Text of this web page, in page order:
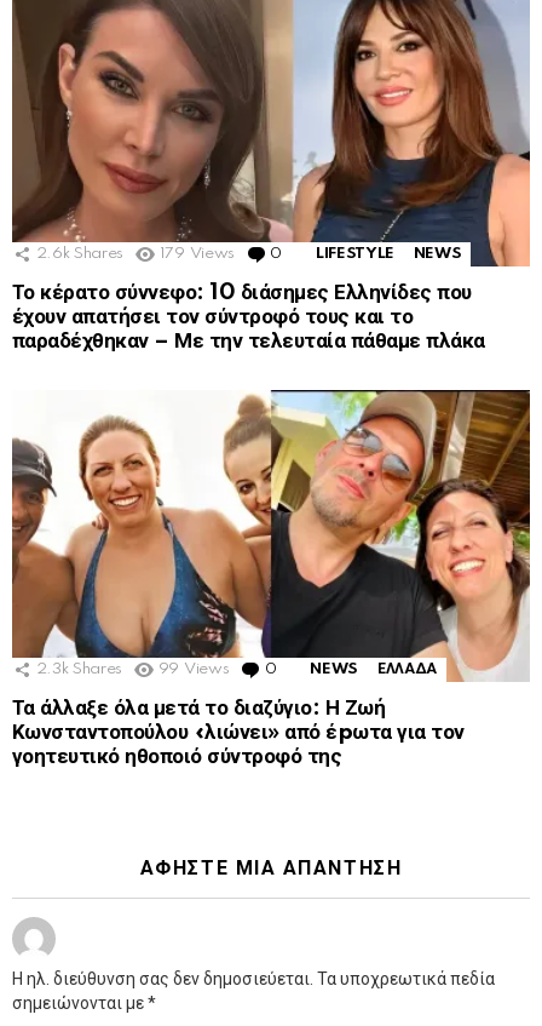
2.6k Shares 179 Views 0 Comments
LIFESTYLE NEWS
Το κέρατο σύννεφο: 10 διάσημες Ελληνίδες που
έχουν απατήσει τον σύντροφό τους και το
παραδέχθηκαν – Με την τελευταία πάθαμε πλάκα
2.3k Shares 99 Views 0 Comments
NEWS ΕΛΛΑΔΑ
Τα άλλαξε όλα μετά το διαζύγιο: Η Ζωή
Κωνσταντοπούλου «λιώνει» από έpωτα για τον
γοητευτικό ηθοποιό σύντροφό της
ΑΦΉΣΤΕ ΜΙΑ ΑΠΆΝΤΗΣΗ
Η ηλ. διεύθυνση σας δεν δημοσιεύεται. Τα υποχρεωτικά πεδία
σημειώνονται με*